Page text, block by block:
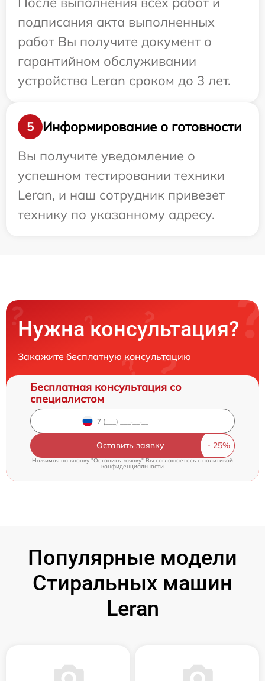
подписания акта выполненных
работ Вы получите документ о
гарантийном обслуживании
устройства Leran сроком до 3 лет.
5
Информирование о готовности
Вы получите уведомление о
успешном тестировании техники
Leran, и наш сотрудник привезет
технику по указанному адресу.
Нужна консультация?
Закажите бесплатную консультацию
Бесплатная консультация со
специалистом
Оставить заявку
Нажимая на кнопку "Оставить заявку" Вы соглашаетесь c политикой
конфиденциальности
Популярные модели
Стиральных машин
Leran